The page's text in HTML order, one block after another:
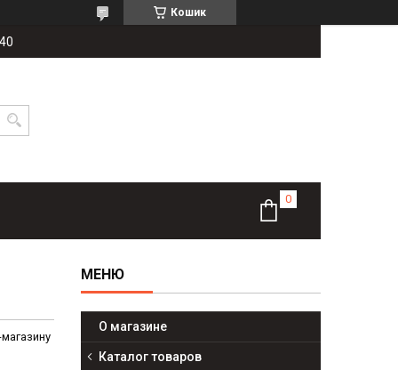
Кошик
О магазине
Каталог товаров